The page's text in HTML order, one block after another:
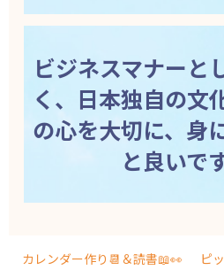
ビジネスマナーと
く、日本独自の文
の心を大切に、身
と良いで
カレンダー作り📆＆読書📖👀 ピ